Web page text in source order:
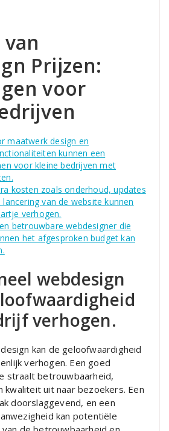
Prijzen:
voor
maatwerk design en
kunnen een
voor kleine bedrijven met
kosten zoals onderhoud, updates
van de website kunnen
verhogen.
betrouwbare webdesigner die
het afgesproken budget kan
webdesign
verhogen.
kan de geloofwaardigheid
verhogen. Een goed
straalt betrouwbaarheid,
kwaliteit uit naar bezoekers. Een
doorslaggevend, en een
kan potentiële